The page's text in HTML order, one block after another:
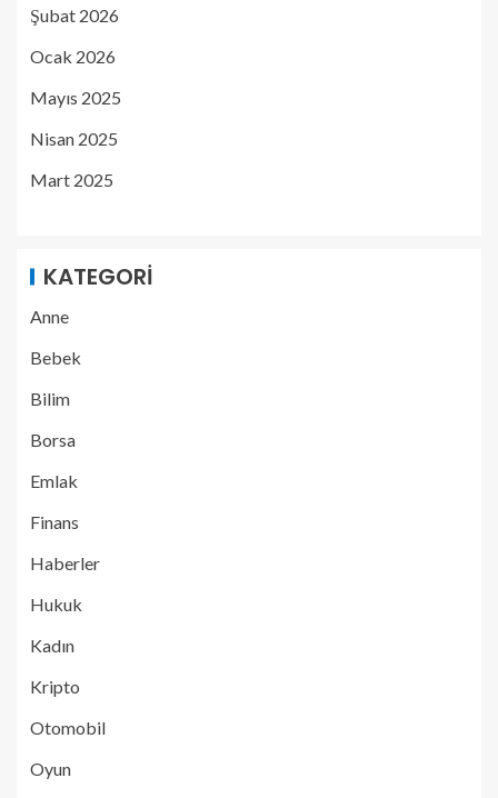
Şubat 2026
Ocak 2026
Mayıs 2025
Nisan 2025
Mart 2025
KATEGORI
Anne
Bebek
Bilim
Borsa
Emlak
Finans
Haberler
Hukuk
Kadın
Kripto
Otomobil
Oyun